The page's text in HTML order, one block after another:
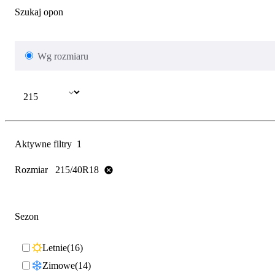
Szukaj opon
Wg rozmiaru
Aktywne filtry 1
Rozmiar 215/40R18
Sezon
Letnie 16
Zimowe 14